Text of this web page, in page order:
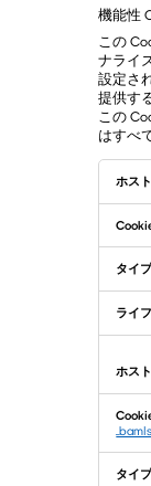
機能性
この
ナライ
設定さ
提供す
この
はすべ
機
性
Cookie